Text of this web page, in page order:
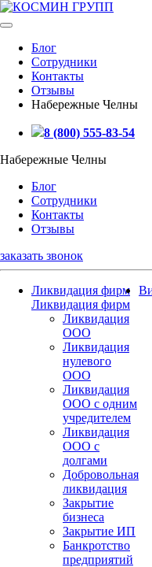
Блог
Сотрудники
Контакты
Отзывы
Набережные Челны
8 (800) 555-83-54
Набережные Челны
Блог
Сотрудники
Контакты
Отзывы
заказать звонок
Ликвидация фирм
Ликвидация фирм
Ликвидация
ООО
Ликвидация
нулевого
ООО
Ликвидация
ООО с одним
учредителем
Ликвидация
ООО с
долгами
Добровольная
ликвидация
Закрытие
бизнеса
Закрытие ИП
Банкротство
предприятий